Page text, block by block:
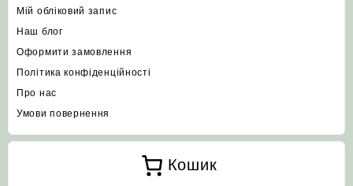
Мій обліковий запис
Наш блог
Оформити замовлення
Політика конфіденційності
Про нас
Умови повернення
Кошик